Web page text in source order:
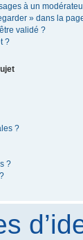
à un
» dans la
validé ?
?
?
?